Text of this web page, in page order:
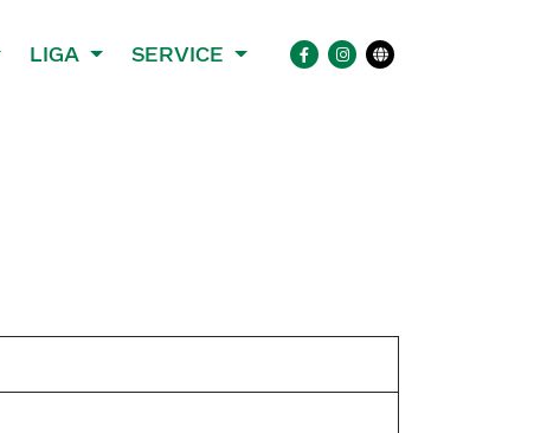
LIGA SERVICE